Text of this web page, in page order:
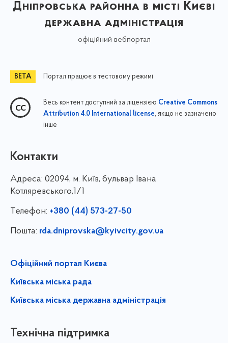
Дніпровська районна в місті Києві
державна адміністрація
офіційний вебпортал
Портал працює в тестовому режимі
Весь контент доступний за ліцензією Creative Commons
Attribution 4.0 International license, якщо не зазначено
інше
Контакти
Адреса: 02094, м. Київ, бульвар Івана
Котляревського,1/1
Телефон: +380 (44) 573-27-50
Пошта: rda.dniprovska@kyivcity.gov.ua
Офіційний портал Києва
Київська міська рада
Київська міська державна адміністрація
Технічна підтримка